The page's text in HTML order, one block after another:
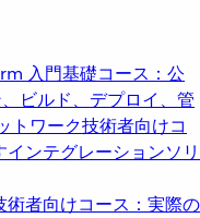
入門基礎コース：公
ビルド、デプロイ、管
トワーク技術者向けコ
ンテグレーションソリ
術者向けコース：実際の